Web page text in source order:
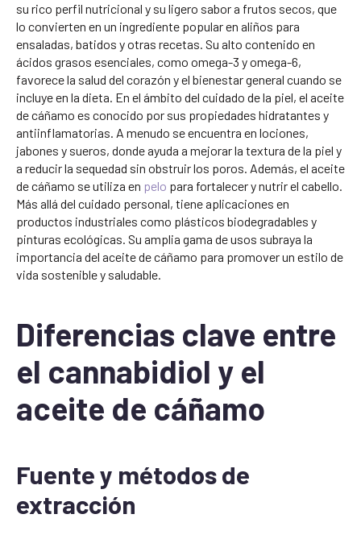
su rico perfil nutricional y su ligero sabor a frutos secos, que
lo convierten en un ingrediente popular en aliños para
ensaladas, batidos y otras recetas. Su alto contenido en
ácidos grasos esenciales, como omega-3 y omega-6,
favorece la salud del corazón y el bienestar general cuando se
incluye en la dieta. En el ámbito del cuidado de la piel, el aceite
de cáñamo es conocido por sus propiedades hidratantes y
antiinflamatorias. A menudo se encuentra en lociones,
jabones y sueros, donde ayuda a mejorar la textura de la piel y
a reducir la sequedad sin obstruir los poros. Además, el aceite
de cáñamo se utiliza en pelo para fortalecer y nutrir el cabello.
Más allá del cuidado personal, tiene aplicaciones en
productos industriales como plásticos biodegradables y
pinturas ecológicas. Su amplia gama de usos subraya la
importancia del aceite de cáñamo para promover un estilo de
vida sostenible y saludable.
Diferencias clave entre
el cannabidiol y el
aceite de cáñamo
Fuente y métodos de
extracción